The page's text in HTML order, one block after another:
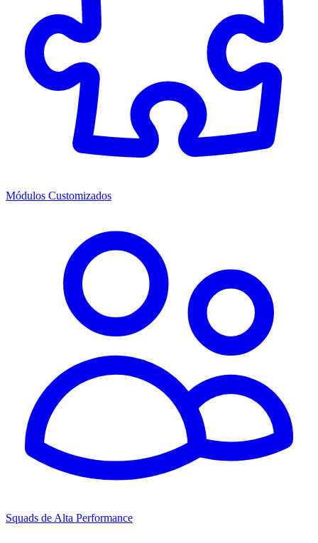
Módulos Customizados
Squads de Alta Performance